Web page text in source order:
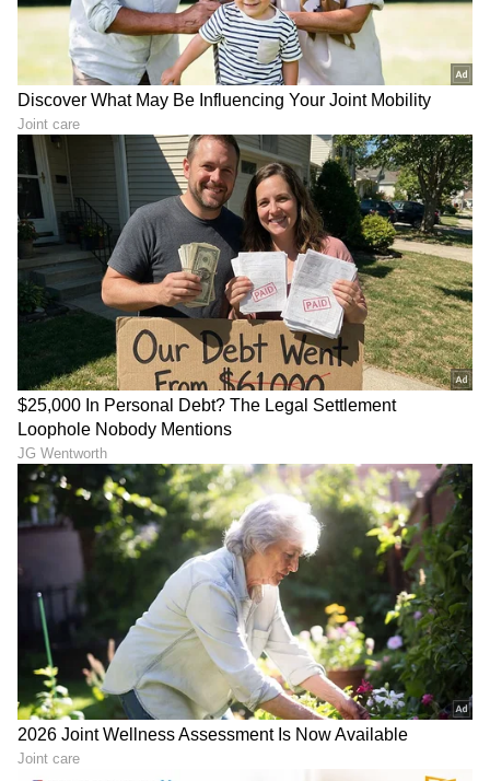
ಏಕದಿನ ಕ್ರಿಕೆಟ್ (ODI):2009 ರಲ್ಲಿ ನೆದರ್ಲ್ಯಾಂಡ್ಸ್ ವಿರುದ್ಧ
24 ರನ್ನಿಗೆ 4 ವಿಕೆಟ್ ಪಡೆಯುವ ಮೂಲಕ ಭರ್ಜರಿ
ಪದಾರ್ಪಣೆ ಮಾಡಿದ್ದ ಅವರು, ಒಟ್ಟು 44 ಒನ್‌ಡೇ
ಪಂದ್ಯಗಳಿಂದ 44 ವಿಕೆಟ್ ಪಡೆದಿದ್ದಾರೆ. 2015 ರ
ವಿಶ್ವಕಪ್‌ನಲ್ಲಿ 10 ವಿಕೆಟ್ ಪಡೆಯುವ ಮೂಲಕ
ಅಫ್ಘಾನಿಸ್ತಾನದ ಪರ ಗರಿಷ್ಠ ವಿಕೆಟ್ ಟೇಕರ್ ಆಗಿದ್ದರು.
ಟಿ20 ಅಂತರರಾಷ್ಟ್ರೀಯ (T20I):ಒಟ್ಟು 36
ಪಂದ್ಯಗಳನ್ನಾಡಿರುವ ಜದ್ರಾನ್ 37 ವಿಕೆಟ್‌ಗಳನ್ನು
ಕಬಳಿಸಿದ್ದಾರೆ. ಅವರು ಮೂರು ಟಿ20 ವಿಶ್ವಕಪ್‌ಗಳಲ್ಲಿ
ದೇಶವನ್ನು ಪ್ರತಿನಿಧಿಸಿದ್ದು, 2009 ರ ಎಸಿಸಿ ಟಿ20 ಕಪ್ ಗೆದ್ದ
ಅಫ್ಘಾನ್ ತಂಡದ ಪ್ರಮುಖ ಸದಸ್ಯರಾಗಿದ್ದರು.
ಅಫ್ಘಾನಿಸ್ತಾನ ಕ್ರಿಕೆಟ್ ಕಡು ಕಷ್ಟದ ದಿನಗಳಲ್ಲಿದ್ದಾಗ ತನ್ನ
ಆಕ್ರಮಣಕಾರಿ ಬೌಲಿಂಗ್ ಹಾಗೂ ಅಪ್ರತಿಮ ದೇಶಪ್ರೇಮದ
ಮೂಲಕ ಜಾಗತಿಕ ಮಟ್ಟದಲ್ಲಿ ದೇಶದ ಧ್ವಜ ಎತ್ತಿಹಿಡಿದಿದ್ದ
ಶಾಪೂರ್ ಜದ್ರಾನ್ ಅವರ ಅಕಾಲಿಕ ನಿಧನಕ್ಕೆ ಇಡೀ ಕ್ರಿಕೆಟ್
ಲೋಕ ಕಂಬನಿ ಮಿಡಿದಿದೆ.